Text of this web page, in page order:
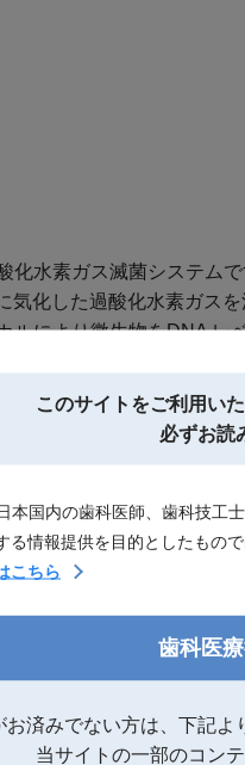
水素ガス滅菌システムで
化した過酸化水素ガス
ルにより微生物をDNA レ
組み合わせることで、滅
水蒸気(H2O) と酸素(O2)
このサイトをご利用い
必ずお読
本国内の歯科医師、歯科技工
る情報提供を目的としたもの
こちら
歯科医
お済みでない方は、下記
当サイトの一部のコン